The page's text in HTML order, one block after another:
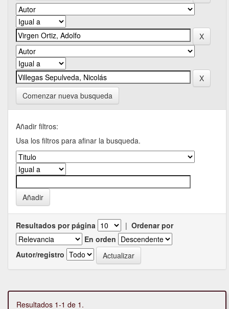
Comenzar nueva busqueda
Añadir filtros:
Usa los filtros para afinar la busqueda.
Resultados por página | Ordenar por
En orden
Autor/registro
Resultados 1-1 de 1.